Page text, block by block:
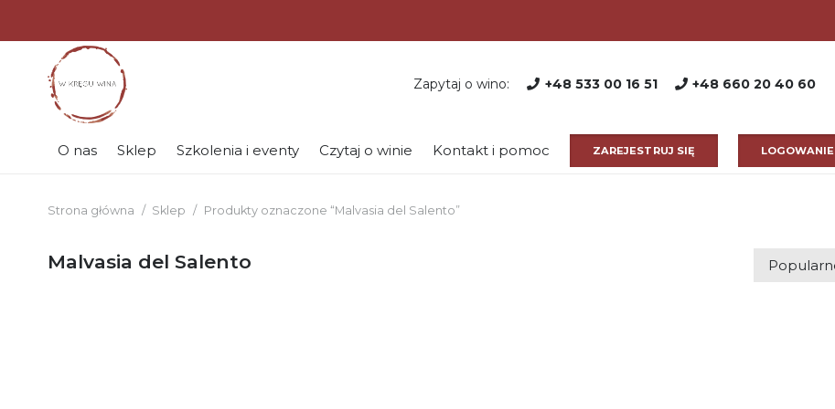
Zapytaj o wino: +48 533 00 16 51 +48 660 20 40 60
O nas Sklep Szkolenia i eventy Czytaj o winie Kontakt i pomoc ZAREJESTRUJ SIĘ LOGOWANIE
Strona główna / Sklep / Produkty oznaczone “Malvasia del Salento”
Malvasia del Salento